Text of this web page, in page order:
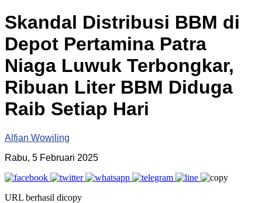
Skandal Distribusi BBM di
Depot Pertamina Patra
Niaga Luwuk Terbongkar,
Ribuan Liter BBM Diduga
Raib Setiap Hari
Alfian Wowiling
Rabu, 5 Februari 2025
URL berhasil dicopy